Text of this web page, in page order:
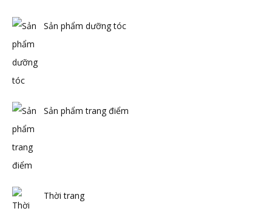
Sản phẩm dưỡng tóc
Sản phẩm trang điểm
Thời trang